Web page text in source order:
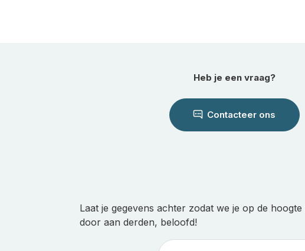
Heb je een vraag?
Contacteer ons
Laat je gegevens achter zodat we je op de
door aan derden, beloofd!